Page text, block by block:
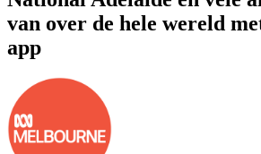
van over de hele wereld
app